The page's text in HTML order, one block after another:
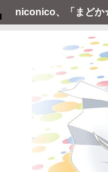
niconico、「まどか